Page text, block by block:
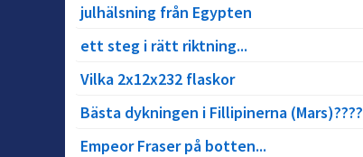
julhälsning från Egypten
ett steg i rätt riktning...
Vilka 2x12x232 flaskor
Bästa dykningen i Fillipinerna (Mars)????
Empeor Fraser på botten...